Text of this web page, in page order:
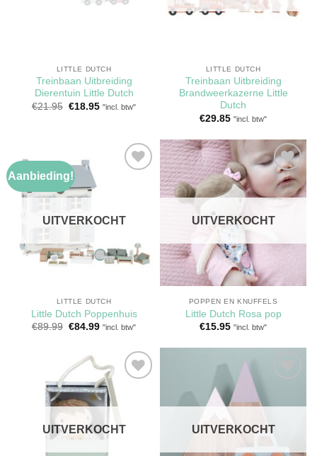
LITTLE DUTCH
Treinbaan Uitbreiding
Dierentuin Little Dutch
€21.95 Oorspronkelijke
€18.95Huidige
"incl. btw"
LITTLE DUTCH
Treinbaan Uitbreiding
Brandweerkazerne Little
Dutch
€29.85 "incl. btw"
Aanbieding!
UITVERKOCHT
LITTLE DUTCH
Little Dutch Poppenhuis
€89.99 Oorspronkelijke
€89.99.
€84.99Huidige
€84.99.
"incl. btw"
Toevoegen
aan
UITVERKOCHT
POPPEN EN KNUFFELS
Little Dutch Rosa pop
€15.95 "incl. btw"
Toevoegen
aan
UITVERKOCHT
Toevoegen
aan
UITVERKOCHT